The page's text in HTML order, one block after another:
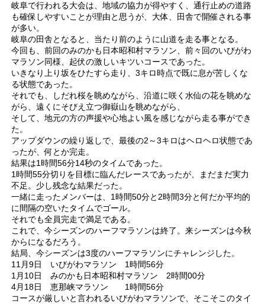
岐阜で行われる大会は、地域の協力が得やすく、通行止めの道路
も確保しやすいことが理由と思うが、大体、田舎で開催される事
が多い。
岐阜の田舎となると、当たり前のように山道を走る事となる。
今回も、前回のみのかも日本昭和村マラソン、前々回のいびがわ
マラソン同様、起伏の激しいキツいコースであった。
いきなり上り坂をひたすら走り、3キロ時点で既に息が苦しくな
る状態であった。
それでも、しだれ桜を眺めながら、沿道に咲く水仙の花を眺めな
がら、遠くにそびえ立つ御嶽山を眺めながら、
そして、地元の方の声援や心地よい風を感じながら走る事ができ
た。
アップダウンの繰り返しで、最後の2～3キロはヘロヘロ状態であ
ったが、何とか完走。
結果は1時間56分14秒のタイムであった。
1時間55分切りを目標に臨んだレースであったが、まだまだ実力
不足。少し残念な結果だった。
一緒に走ったメンバーは、1時間50分と2時間3分と何だか平均的
に間隔の空いたタイムでゴール。
それでも全員完走で満足である。
これで、今シーズンのハーフマラソンは終了。来シーズンは今秋
からになるだろう。
結局、今シーズンは3度のハーフマラソンにチャレンジした。
11月9日 いびがわマラソン 1時間56分
1月10日 みのかも日本昭和村マラソン 2時間00分
4月18日 恵那峡マラソン 1時間56分
コースが厳しいと言われるいびがわマラソンで、そこそこのタイ